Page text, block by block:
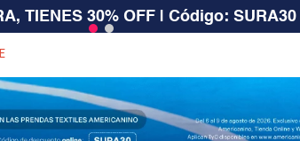
TIENES 30% OFF | Código: SURA30